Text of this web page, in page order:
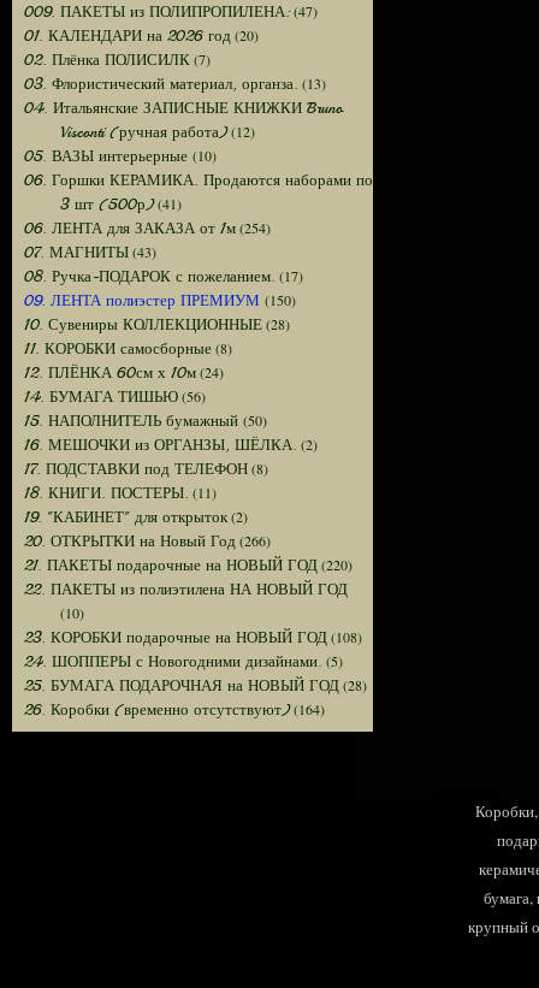
009. ПАКЕТЫ из ПОЛИПРОПИЛЕНА:(47)
01. КАЛЕНДАРИ на 2026 год (20)
02. Плёнка ПОЛИСИЛК(7)
03. Флористический материал, органза. (13)
04. Итальянские ЗАПИСНЫЕ КНИЖКИ Bruno
Visconti (ручная работа)(12)
05. ВАЗЫ интерьерные (10)
06. Горшки КЕРАМИКА. Продаются наборами по
3 шт (500р)(41)
06. ЛЕНТА для ЗАКАЗА от 1м(254)
07. МАГНИТЫ(43)
08. Ручка-ПОДАРОК с пожеланием. (17)
09. ЛЕНТА полиэстер ПРЕМИУМ (150)
10. Сувениры КОЛЛЕКЦИОННЫЕ(28)
11. КОРОБКИ самосборные(8)
12. ПЛЁНКА 60см х 10м(24)
14. БУМАГА ТИШЬЮ(56)
15. НАПОЛНИТЕЛЬ бумажный (50)
16. МЕШОЧКИ из ОРГАНЗЫ, ШЁЛКА. (2)
17. ПОДСТАВКИ под ТЕЛЕФОН(8)
18. КНИГИ. ПОСТЕРЫ. (11)
19. "КАБИНЕТ" для открыток(2)
20. ОТКРЫТКИ на Новый Год (266)
21. ПАКЕТЫ подарочные на НОВЫЙ ГОД(220)
22. ПАКЕТЫ из полиэтилена НА НОВЫЙ ГОД
(10)
23. КОРОБКИ подарочные на НОВЫЙ ГОД(108)
24. ШОППЕРЫ с Новогодними дизайнами. (5)
25. БУМАГА ПОДАРОЧНАЯ на НОВЫЙ ГОД(28)
26. Коробки (временно отсутствуют)(164)
крупный